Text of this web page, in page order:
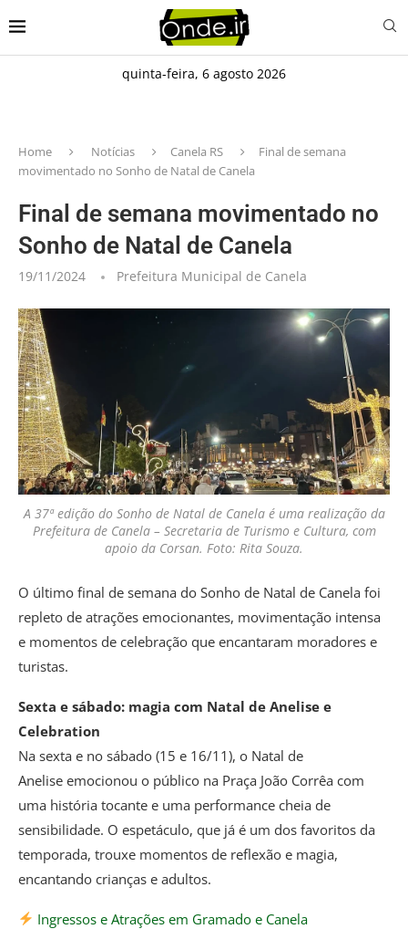
quinta-feira, 6 agosto 2026
Home Notícias Canela RS
Final de semana
movimentado no Sonho de Natal de Canela
Final de semana movimentado no
Sonho de Natal de Canela
19/11/2024 Prefeitura Municipal de Canela
A 37ª edição do Sonho de Natal de Canela é uma realização da
Prefeitura de Canela – Secretaria de Turismo e Cultura, com
apoio da Corsan. Foto: Rita Souza.
O último final de semana do Sonho de Natal de Canela foi
repleto de atrações emocionantes, movimentação intensa
e momentos de celebração que encantaram moradores e
turistas.
Sexta e sábado: magia com Natal de Anelise e
Celebration
Na sexta e no sábado (15 e 16/11), o Natal de
Anelise emocionou o público na Praça João Corrêa com
uma história tocante e uma performance cheia de
sensibilidade. O espetáculo, que já é um dos favoritos da
temporada, trouxe momentos de reflexão e magia,
encantando crianças e adultos.
Ingressos e Atrações em Gramado e Canela